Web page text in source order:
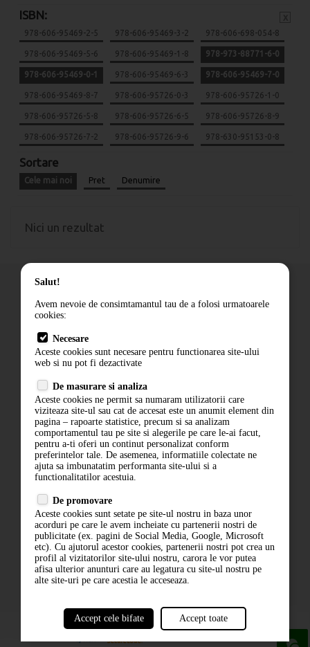
ISBN:
978-606-95469-2-5 978-606-95469-3-2 978-606-698-054-8
978-606-95469-5-6 978-606-95469-1-8 978-973-88771-6-0
978-606-95469-0-1 978-606-95469-6-3 978-606-95469-7-0
978-606-95469-8-7 978-606-95726-0-3 978-606-95726-1-0
978-606-95726-5-8 978-606-95726-6-5 978-606-95726-8-9
978-606-95726-7-2 978-606-95726-9-6 978-630-95153-0-8
Sortare
Cele mai noi Pret Denumire
Nici un rezultat
Cum comand
Livrare
Contact
Politica de confidentialitate
ANPC
ABONARE LA NEWSLETTER
ABONARE
Salut!
Avem nevoie de consimtamantul tau de a folosi urmatoarele
cookies:
Necesare
Aceste cookies sunt necesare pentru functionarea site-ului
web si nu pot fi dezactivate
De masurare si analiza
Aceste cookies ne permit sa numaram utilizatorii care
viziteaza site-ul sau cat de accesat este un anumit element din
pagina – rapoarte statistice, precum si sa analizam
comportamentul tau pe site si alegerile pe care le-ai facut,
pentru a-ti oferi un continut personalizat conform
preferintelor tale. De asemenea, informatiile colectate ne
ajuta sa imbunatatim performanta site-ului si a
functionalitatilor acestuia.
De promovare
Aceste cookies sunt setate pe site-ul nostru in baza unor
acorduri pe care le avem incheiate cu partenerii nostri de
publicitate (ex. pagini de Social Media, Google, Microsoft
etc). Cu ajutorul acestor cookies, partenerii nostri pot crea un
profil al vizitatorilor site-ului nostru, carora le vor putea
afisa ulterior anunturi care au legatura cu site-ul nostru pe
alte site-uri pe care acestia le acceseaza.
Accept cele bifate Accept toate